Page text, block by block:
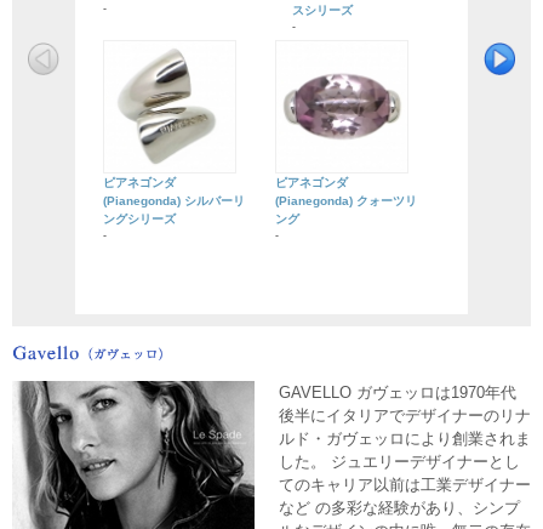
-
スシリーズ
-
ピアネゴンダ
(Pianegonda) シルバーリ
ングシリーズ
-
ピアネゴンダ
(Pianegonda) クォーツリ
ング
-
GAVELLO ガヴェッロは1970年代
後半にイタリアでデザイナーのリナ
ルド・ガヴェッロにより創業されま
した。 ジュエリーデザイナーとし
てのキャリア以前は工業デザイナー
など の多彩な経験があり、シンプ